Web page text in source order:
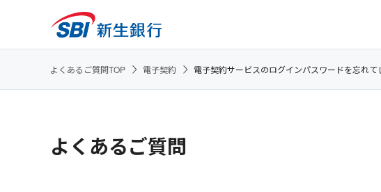
よくあるご質問TOP 電子契約 電子契約サービスのログインパスワードを忘れて
よくあるご質問